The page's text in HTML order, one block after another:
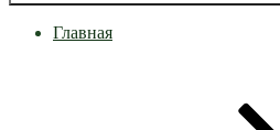
Главная